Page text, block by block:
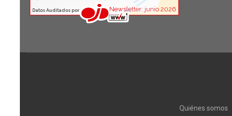
Quiénes somos